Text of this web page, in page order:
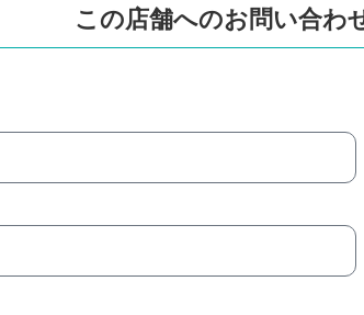
この店舗へのお問い合わ